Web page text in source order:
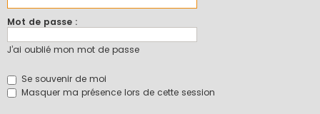
Mot de passe :
J’ai oublié mon mot de passe
Se souvenir de moi
Masquer ma présence lors de cette session